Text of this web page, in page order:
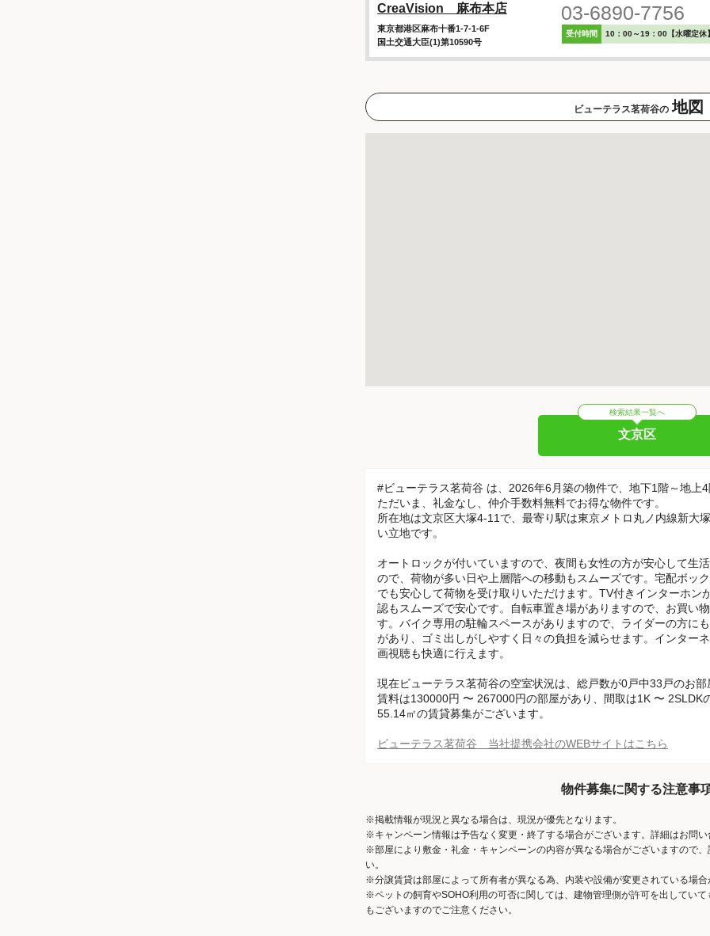
CreaVision 麻布本店
東京都港区麻布十番1-7-1-6F
国土交通大臣(1)第10590号
03-6890-7756
受付時間 10：00～19：00【水曜定休
ビューテラス茗荷谷の 地図
検索結果一覧へ
文京区
#ビューテラス茗荷谷 は、2026年6月築の物件で、地下1階～地上
ただいま、礼金なし、仲介手数料無料でお得な物件です。
所在地は文京区大塚4-11で、最寄り駅は東京メトロ丸ノ内線新大
い立地です。
オートロックが付いていますので、夜間も女性の方が安心して生
ので、荷物が多い日や上層階への移動もスムーズです。宅配ボッ
でも安心して荷物を受け取りいただけます。TV付きインターホン
認もスムーズで安心です。自転車置き場がありますので、お買い
す。バイク専用の駐輪スペースがありますので、ライダーの方に
があり、ゴミ出しがしやすく日々の負担を減らせます。インター
画視聴も快適に行えます。
現在ビューテラス茗荷谷の空室状況は、総戸数が0戸中33戸のお
賃料は130000円 〜 267000円の部屋があり、間取は1K 〜 2SLDK
55.14㎡の賃貸募集がございます。
ビューテラス茗荷谷 当社提携会社のWEBサイトはこちら
物件募集に関する注意事
※掲載情報が現況と異なる場合は、現況が優先となります。
※キャンペーン情報は予告なく変更・終了する場合がございます。詳細はお問
※部屋により敷金・礼金・キャンペーンの内容が異なる場合がございますので
い。
※分譲賃貸は部屋によって所有者が異なる為、内装や設備が変更されている場
※ペットの飼育やSOHO利用の可否に関しては、建物管理側が許可を出してい
もございますのでご注意ください。